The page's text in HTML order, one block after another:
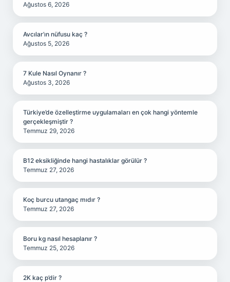
Ağustos 6, 2026
Avcılar’ın nüfusu kaç ?
Ağustos 5, 2026
7 Kule Nasıl Oynanır ?
Ağustos 3, 2026
Türkiye’de özelleştirme uygulamaları en çok hangi yöntemle
gerçekleşmiştir ?
Temmuz 29, 2026
B12 eksikliğinde hangi hastalıklar görülür ?
Temmuz 27, 2026
Koç burcu utangaç mıdır ?
Temmuz 27, 2026
Boru kg nasıl hesaplanır ?
Temmuz 25, 2026
2K kaç p’dir ?